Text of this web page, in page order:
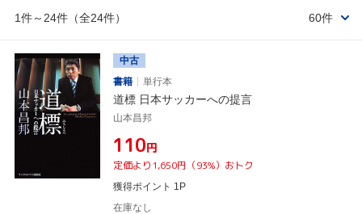
1件～24件（全24件） 60件
中古
書籍
単行本
道標 日本サッカーへの提言
山本昌邦
¥110円
定価より1,650円（93%）おトク
獲得ポイント 1P
在庫なし